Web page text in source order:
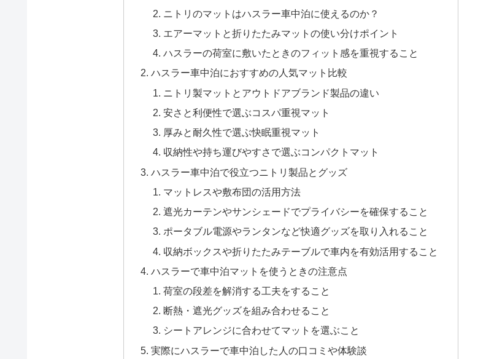
ニトリのマットはハスラー車中泊に使えるのか？
エアーマットと折りたたみマットの使い分けポイント
ハスラーの荷室に敷いたときのフィット感を重視すること
ハスラー車中泊におすすめの人気マット比較
ニトリ製マットとアウトドアブランド製品の違い
安さと利便性で選ぶコスパ重視マット
厚みと耐久性で選ぶ快眠重視マット
収納性や持ち運びやすさで選ぶコンパクトマット
ハスラー車中泊で役立つニトリ製品とグッズ
マットレスや敷布団の活用方法
遮光カーテンやサンシェードでプライバシーを確保すること
ポータブル電源やランタンなど快適グッズを取り入れること
収納ボックスや折りたたみテーブルで車内を有効活用すること
ハスラーで車中泊マットを使うときの注意点
荷室の段差を解消する工夫をすること
断熱・遮光グッズを組み合わせること
シートアレンジに合わせてマットを選ぶこと
実際にハスラーで車中泊した人の口コミや体験談